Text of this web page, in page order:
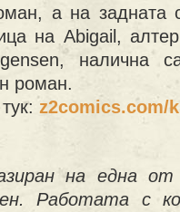
а на задната
на Abigail,
налична
роман.
z2comics.com/
на една
Работата с